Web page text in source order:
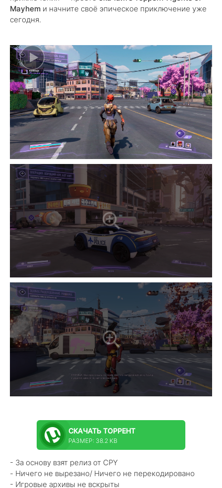
Mayhem и начните своё эпическое приключение уже
сегодня.
СКАЧАТЬ ТОРРЕНТ
РАЗМЕР: 38.2 KB
- За основу взят релиз от CPY
- Ничего не вырезано/ Ничего не перекодировано
- Игровые архивы не вскрыты